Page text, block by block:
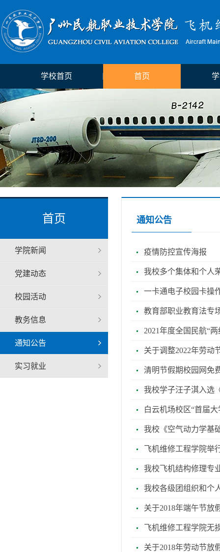
学校首页 首页
首页
学院新闻
党建动态
校园活动
教务信息
通知公告
实习就业
通知公告
疫情防控宣传海报
我校多个集体和个人
一卡通电子校园卡操
教育部职业教育法专
2021年度全国民航“
关于调整2022年劳动
清明节假期校园网免
我校学子汪子淇入选
白云机场校区“首届
我校《空气动力学基
飞机维修工程学院举
我校飞机结构修理专
我校各级团组织和个
关于2018年端午节放
飞机维修工程学院无
关于2018年劳动节放